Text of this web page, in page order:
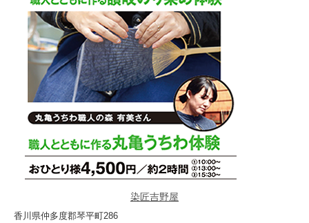
染匠吉野屋
香川県仲多度郡琴平町286